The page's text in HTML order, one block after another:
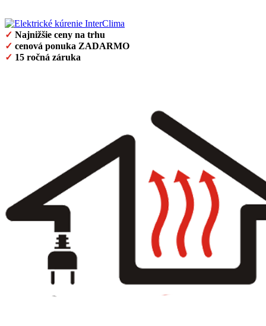
✓ Najnižšie ceny na trhu
✓ cenová ponuka ZADARMO
✓ 15 ročná záruka